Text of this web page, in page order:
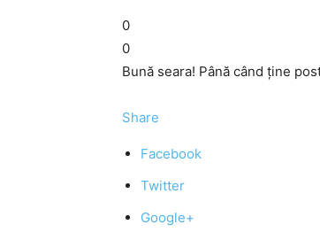
0
0
Bună seara! Până când ţine
Share
Facebook
Twitter
Google+